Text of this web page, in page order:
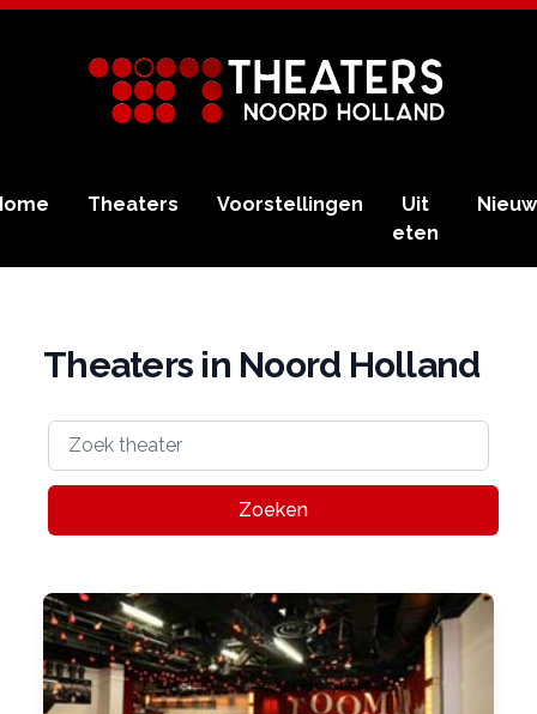
Theaters Voorstellingen
Uit
eten
Theaters in Noord Holland
Zoeken